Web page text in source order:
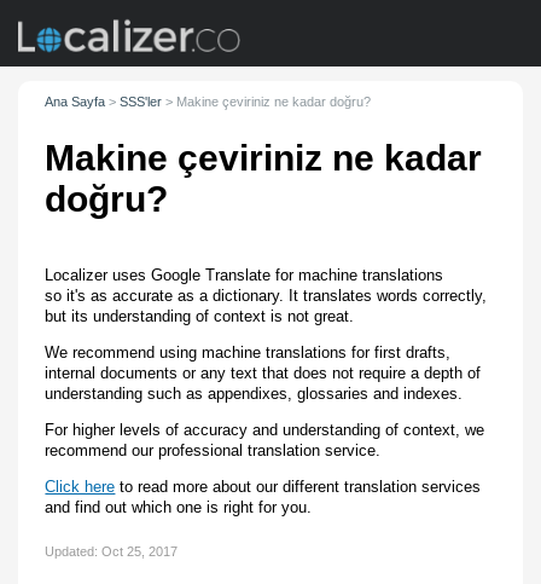
Ana Sayfa > SSS'ler > Makine çeviriniz ne kadar doğru?
Makine çeviriniz ne kadar
doğru?
Localizer uses Google Translate for machine translations
so it's as accurate as a dictionary. It translates words correctly,
but its understanding of context is not great.
We recommend using machine translations for first drafts,
internal documents or any text that does not require a depth of
understanding such as appendixes, glossaries and indexes.
For higher levels of accuracy and understanding of context, we
recommend our professional translation service.
Click here to read more about our different translation services
and find out which one is right for you.
Updated: Oct 25, 2017